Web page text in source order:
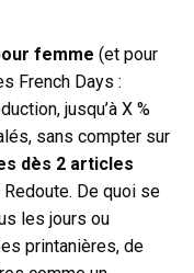
femme(et pour
French Days :
jusqu’à X %
sans compter sur
dès 2 articles
De quoi se
les jours ou
printanières, de